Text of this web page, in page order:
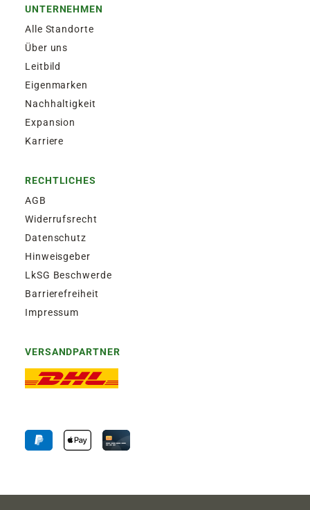
UNTERNEHMEN
Alle Standorte
Über uns
Leitbild
Eigenmarken
Nachhaltigkeit
Expansion
Karriere
RECHTLICHES
AGB
Widerrufsrecht
Datenschutz
Hinweisgeber
LkSG Beschwerde
Barrierefreiheit
Impressum
VERSANDPARTNER